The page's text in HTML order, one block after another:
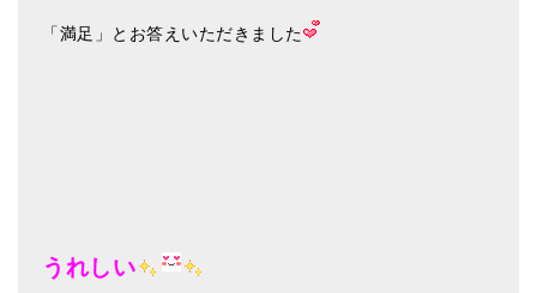
「満足」とお答えいただきました
うれしい